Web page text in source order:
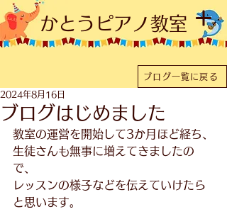
かとうピアノ教室
ブログ一覧に戻る
ブログはじめました
2024年8月16日
教室の運営を開始して3か月ほど経ち、
生徒さんも無事に増えてきましたの
で、
レッスンの様子などを伝えていけたら
と思います。